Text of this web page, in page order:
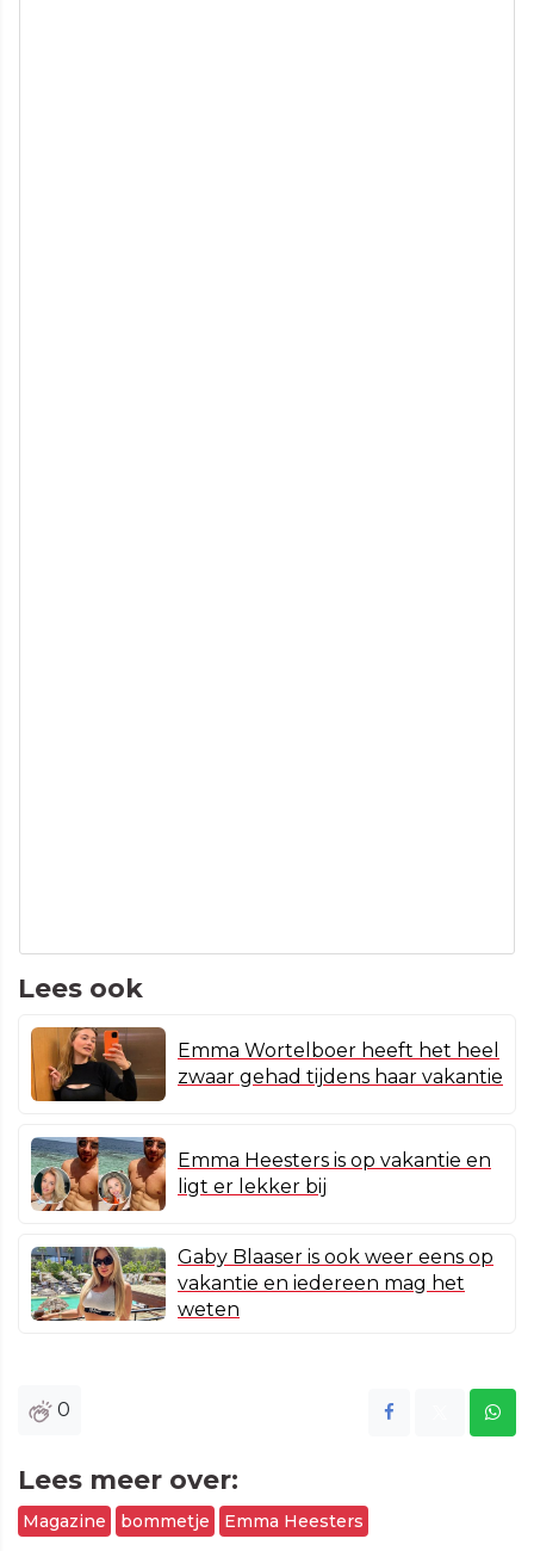
Lees ook
Emma Wortelboer heeft het heel
zwaar gehad tijdens haar vakantie
Emma Heesters is op vakantie en
ligt er lekker bij
Gaby Blaaser is ook weer eens op
vakantie en iedereen mag het
weten
0
Lees meer over:
Magazine bommetje Emma Heesters